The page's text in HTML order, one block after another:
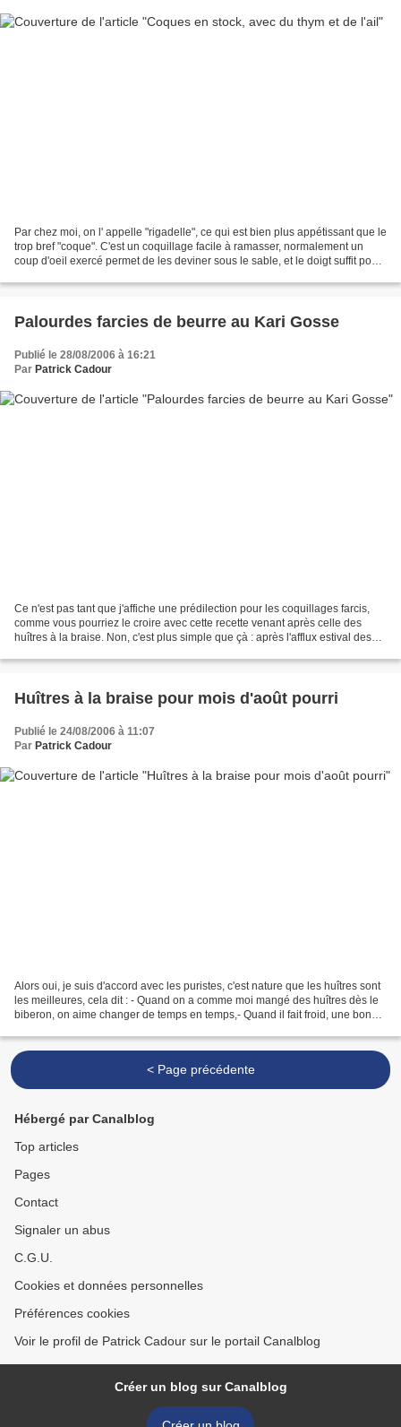
Par chez moi, on l' appelle "rigadelle", ce qui est bien plus appétissant que le
trop bref "coque". C'est un coquillage facile à ramasser, normalement un
coup d'oeil exercé permet de les deviner sous le sable, et le doigt suffit pour
Palourdes farcies de beurre au Kari Gosse
Publié le 28/08/2006 à 16:21
Par Patrick Cadour
Ce n'est pas tant que j'affiche une prédilection pour les coquillages farcis,
comme vous pourriez le croire avec cette recette venant après celle des
huîtres à la braise. Non, c'est plus simple que çà : après l'afflux estival des
Huîtres à la braise pour mois d'août pourri
Publié le 24/08/2006 à 11:07
Par Patrick Cadour
Alors oui, je suis d'accord avec les puristes, c'est nature que les huîtres sont
les meilleures, cela dit : - Quand on a comme moi mangé des huîtres dès le
biberon, on aime changer de temps en temps,- Quand il fait froid, une bonne
< Page précédente
Hébergé par Canalblog
Top articles
Pages
Contact
Signaler un abus
C.G.U.
Cookies et données personnelles
Préférences cookies
Voir le profil de Patrick Cadour sur le portail Canalblog
Créer un blog sur Canalblog